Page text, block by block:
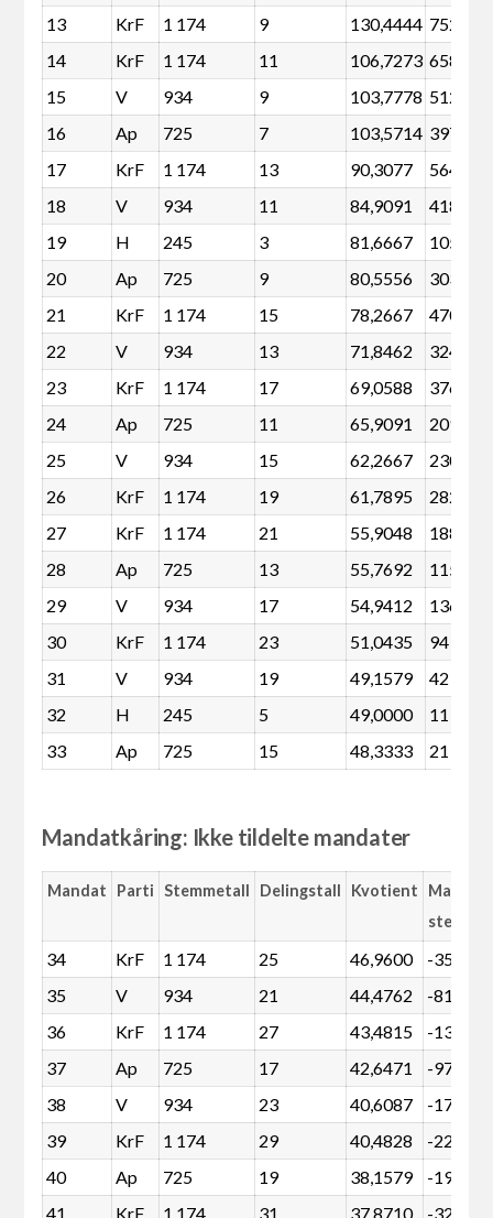
13
KrF 1 174 9 130,4444 752
14
KrF 1 174 11 106,7273 658
15
V 934 9 103,7778 512
16
Ap 725 7 103,5714 397
17
KrF 1 174 13 90,3077
564
18
V 934 11 84,9091
418
19
H 245 3 81,6667
105
20
Ap 725 9 80,5556
303
21
KrF 1 174 15 78,2667
470
22
V 934 13 71,8462
324
23
KrF 1 174 17 69,0588
376
24
Ap 725 11 65,9091
209
25
V 934 15 62,2667
230
26
KrF 1 174 19 61,7895
282
27
KrF 1 174 21 55,9048
188
28
Ap 725 13 55,7692
115
29
V 934 17 54,9412
136
30
KrF 1 174 23 51,0435
94
31
V 934 19 49,1579
42
32
H 245 5 49,0000
11
33
Ap 725 15 48,3333 21
Mandatkåring: Ikke tildelte mandater
Mandat Parti Stemmetall Delingstall Kvotient
Margin
stemmer
34 KrF 1 174 25 46,9600
-35
35
V 934 21 44,4762
-81
36
KrF 1 174 27 43,4815
-131
37
Ap 725 17 42,6471
-97
38
V 934 23 40,6087
-178
39
KrF 1 174 29 40,4828
-228
40
Ap 725 19 38,1579
-194
41
KrF 1 174 31 37,8710 -325